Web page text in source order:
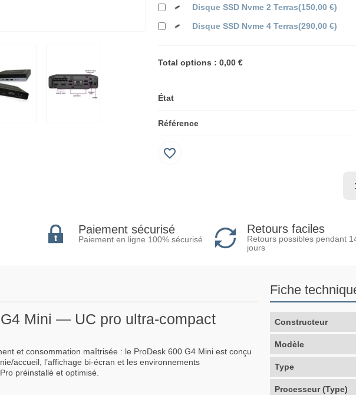
Disque SSD Nvme 2 Terras(150,00 €)
Disque SSD Nvme 4 Terras(290,00 €)
Total options :0,00 €
État
Référence
favorite_border
Paiement sécurisé
Paiement en ligne 100% sécurisé
Retours faciles
Retours possibles pendant
jours
Mini — UC pro ultra-compact
et consommation maîtrisée : le ProDesk 600 G4 Mini est conçu
accueil, l’affichage bi-écran et les environnements
préinstallé et optimisé.
Fiche
Constructeur
Modèle
Type
Processeur (Type)